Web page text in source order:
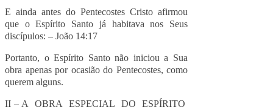
E ainda antes do Pentecostes Cristo afirmou
que o Espírito Santo já habitava nos Seus
discípulos: – João 14:17
Portanto, o Espírito Santo não iniciou a Sua
obra apenas por ocasião do Pentecostes, como
querem alguns.
II – A OBRA ESPECIAL DO ESPÍRITO